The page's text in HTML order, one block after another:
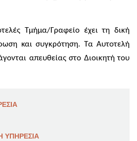
Τμήμα/Γραφείο έχει τη δική
και συγκρότηση. Τα Αυτοτελή
απευθείας στο Διοικητή του
ΥΠΗΡΕΣΙΑ